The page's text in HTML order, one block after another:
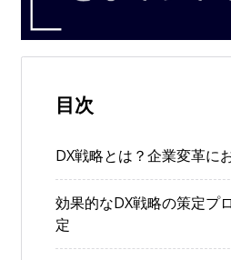
目次
DX戦略とは？企業変革に
効果的なDX戦略の策定プ
定